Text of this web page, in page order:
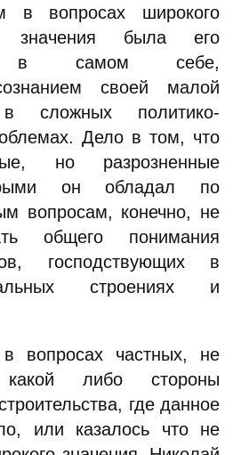
в вопросах широкого
значения была его
в самом себе,
своей малой
в сложных политико-
Дело в том, что
но разрозненные
он обладал по
вопросам, конечно, не
общего понимания
господствующих в
строениях и
вопросах частных, не
какой либо стороны
где данное
или казалось что не